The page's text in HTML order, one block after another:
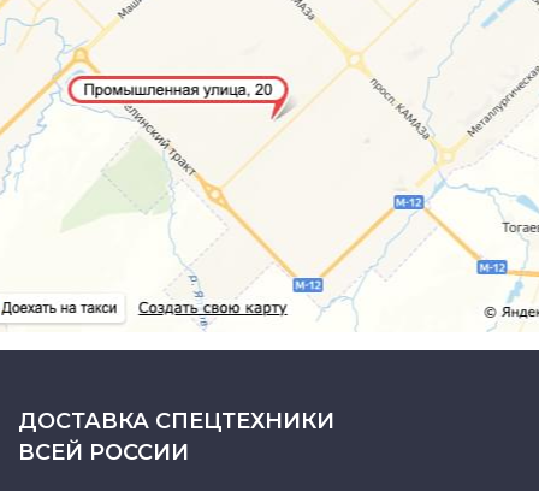
ДОСТАВКА СПЕЦТЕХНИКИ
ВСЕЙ РОССИИ